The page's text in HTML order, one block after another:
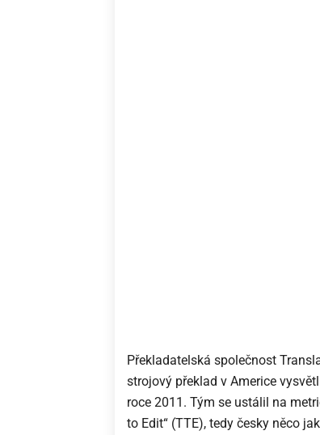
Překladatelská společnost
strojový překlad v Americe
roce 2011. Tým se ustálil na
to Edit“ (TTE), tedy česky něco